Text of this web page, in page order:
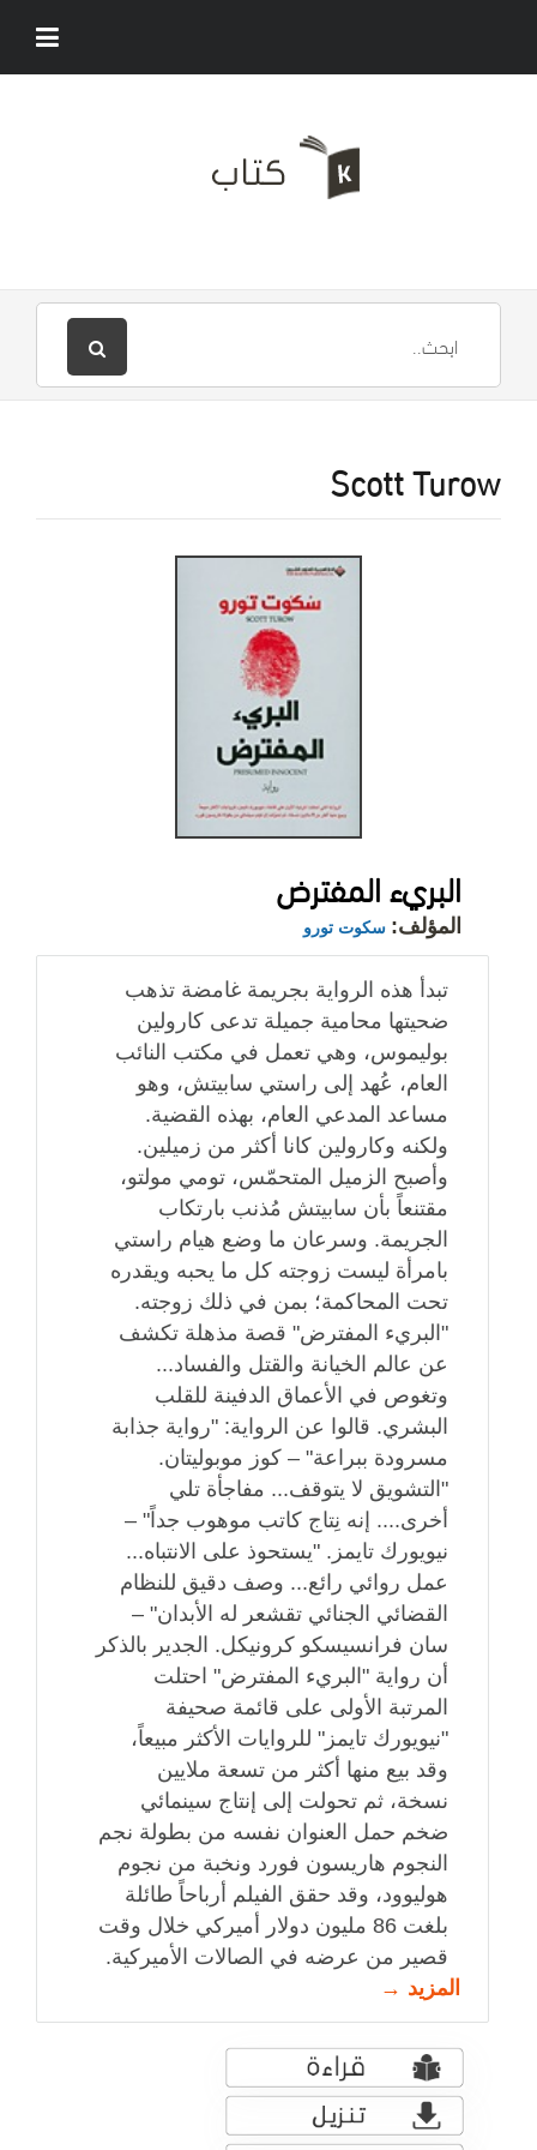
Scott Turow
البريء المفترض
المؤلف: سكوت تورو
تبدأ هذه الرواية بجريمة غامضة تذهب
ضحيتها محامية جميلة تدعى كارولين
بوليموس، وهي تعمل في مكتب النائب
العام، عُهد إلى راستي سابيتش، وهو
مساعد المدعي العام، بهذه القضية.
ولكنه وكارولين كانا أكثر من زميلين.
وأصبح الزميل المتحمّس، تومي مولتو،
مقتنعاً بأن سابيتش مُذنب بارتكاب
الجريمة. وسرعان ما وضع هيام راستي
بامرأة ليست زوجته كل ما يحبه ويقدره
تحت المحاكمة؛ بمن في ذلك زوجته.
"البريء المفترض" قصة مذهلة تكشف
عن عالم الخيانة والقتل والفساد...
وتغوص في الأعماق الدفينة للقلب
البشري. قالوا عن الرواية: "رواية جذابة
مسرودة ببراعة" – كوز موبوليتان.
"التشويق لا يتوقف... مفاجأة تلي
أخرى.... إنه نِتاج كاتب موهوب جداً" –
نيويورك تايمز. "يستحوذ على الانتباه...
عمل روائي رائع... وصف دقيق للنظام
القضائي الجنائي تقشعر له الأبدان" –
سان فرانسيسكو كرونيكل. الجدير بالذكر
أن رواية "البريء المفترض" احتلت
المرتبة الأولى على قائمة صحيفة
"نيويورك تايمز" للروايات الأكثر مبيعاً،
وقد بيع منها أكثر من تسعة ملايين
نسخة، ثم تحولت إلى إنتاج سينمائي
ضخم حمل العنوان نفسه من بطولة نجم
النجوم هاريسون فورد ونخبة من نجوم
هوليوود، وقد حقق الفيلم أرباحاً طائلة
بلغت 86 مليون دولار أميركي خلال وقت
قصير من عرضه في الصالات الأميركية.
المزيد →